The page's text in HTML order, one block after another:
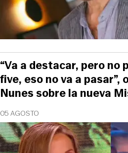
05 AGOSTO
“Va a destacar, pero no
five, eso no va a pasar”,
Nunes sobre la nueva